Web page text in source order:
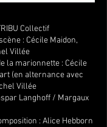
Collectif
: Cécile Maidon,
Villée
la marionnette : Cécile
(en alternance avec
Villée
Langhoff / Margaux
: Alice Hebborn